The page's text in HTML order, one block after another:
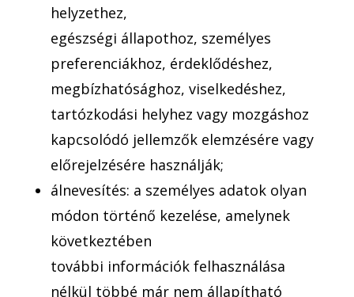
helyzethez,
egészségi állapothoz, személyes
preferenciákhoz, érdeklődéshez,
megbízhatósághoz, viselkedéshez,
tartózkodási helyhez vagy mozgáshoz
kapcsolódó jellemzők elemzésére vagy
előrejelzésére használják;
álnevesítés: a személyes adatok olyan
módon történő kezelése, amelynek
következtében
további információk felhasználása
nélkül többé már nem állapítható